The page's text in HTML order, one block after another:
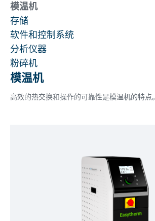
模温机
存储
软件和控制系统
分析仪器
粉碎机
模温机
高效的热交换和操作的可靠性是模温机的特点。